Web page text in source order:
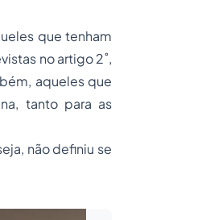
que tenham
no artigo 2˚,
aqueles que
tanto para as
não definiu se